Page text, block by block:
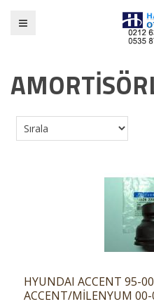
HYUNDAI ACCENT 95-
ACCENT/MİLENYUM